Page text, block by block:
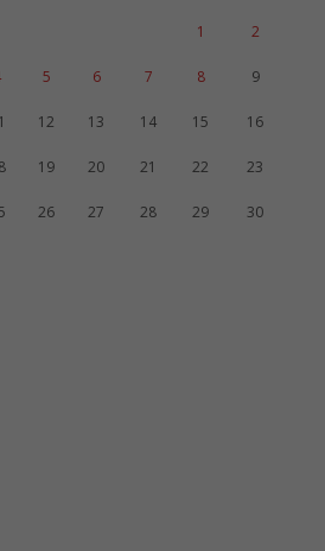
1 2
5 6 7 8 9
12 13 14 15 16
19 20 21 22 23
26 27 28 29 30